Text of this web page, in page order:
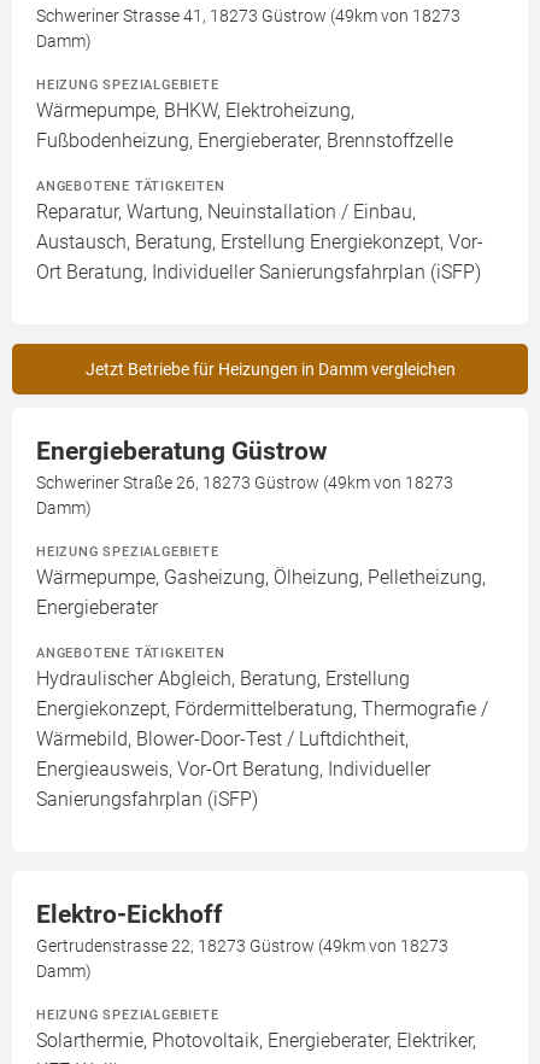
Schweriner Strasse 41, 18273 Güstrow (49km von 18273
Damm)
HEIZUNG SPEZIALGEBIETE
Wärmepumpe, BHKW, Elektroheizung,
Fußbodenheizung, Energieberater, Brennstoffzelle
ANGEBOTENE TÄTIGKEITEN
Reparatur, Wartung, Neuinstallation / Einbau,
Austausch, Beratung, Erstellung Energiekonzept, Vor-
Ort Beratung, Individueller Sanierungsfahrplan (iSFP)
Jetzt Betriebe für Heizungen in Damm vergleichen
Energieberatung Güstrow
Schweriner Straße 26, 18273 Güstrow (49km von 18273
Damm)
HEIZUNG SPEZIALGEBIETE
Wärmepumpe, Gasheizung, Ölheizung, Pelletheizung,
Energieberater
ANGEBOTENE TÄTIGKEITEN
Hydraulischer Abgleich, Beratung, Erstellung
Energiekonzept, Fördermittelberatung, Thermografie /
Wärmebild, Blower-Door-Test / Luftdichtheit,
Energieausweis, Vor-Ort Beratung, Individueller
Sanierungsfahrplan (iSFP)
Elektro-Eickhoff
Gertrudenstrasse 22, 18273 Güstrow (49km von 18273
Damm)
HEIZUNG SPEZIALGEBIETE
Solarthermie, Photovoltaik, Energieberater, Elektriker,